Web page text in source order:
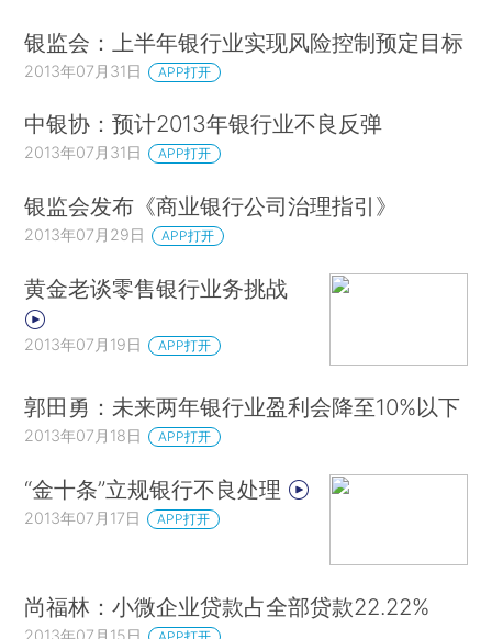
银监会：上半年银行业实现风险控制预定目标
2013年07月31日 APP打开
中银协：预计2013年银行业不良反弹
2013年07月31日 APP打开
银监会发布《商业银行公司治理指引》
2013年07月29日 APP打开
黄金老谈零售银行业务挑战
2013年07月19日 APP打开
郭田勇：未来两年银行业盈利会降至10%以下
2013年07月18日 APP打开
“金十条”立规银行不良处理
2013年07月17日 APP打开
尚福林：小微企业贷款占全部贷款22.22%
2013年07月15日